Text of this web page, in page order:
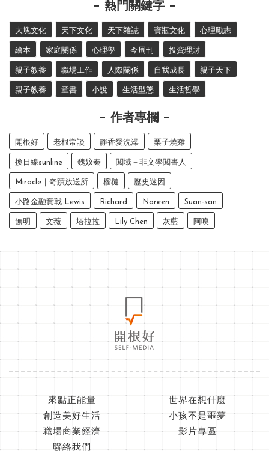
熱門關鍵字
大塊文化 天下文化 天下雜誌 寶瓶文化 心理勵志
繪本 家庭關係 心理學 今周刊 投資理財
親子教養 職場工作 人際關係 自我成長 親子天下
親子教養 童書 小說 生活型態 生活哲學
作者專欄
開根好 老根常談 靜香愛洗澡 栗子燒雞
換日線sunline 魏妏秦 閱域－非文學閱書人
Miracle｜奇蹟放送所 榴槤 歷史迷因
小路金融實戰 Lewis Richard Noreen Suan-san
無明 文薇 塔拉拉 Lily Chen 灰藍 阿嗅
來點正能量
世界在想什麼
創造美好生活
小孩不是噩夢
職場商業經濟
影片專區
聯絡我們